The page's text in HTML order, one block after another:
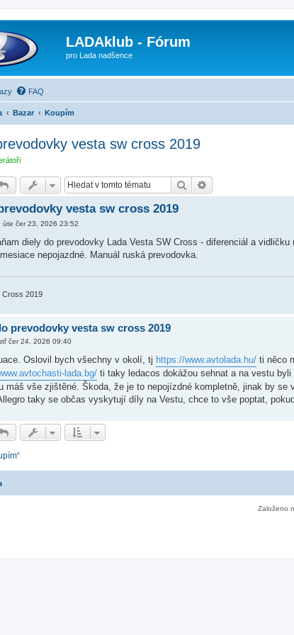
LADAklub - Fórum
pro Lada nadšence
FAQ
Bazar Koupím
vesta sw cross 2019
Hledat
vesta sw cross 2019
úte čer 23, 2026 23:52
diely do prevodovky Lada Vesta SW Cross - diferenciál a
nepojazdné. Manuál ruská prevodovka.
Cross 2019
prevodovky vesta sw cross 2019
čer 24, 2026 09:40
Oslovil bych všechny v okolí, tj https://www.avtolada.hu/ ti něco
lada.bg/ ti taky ledacos dokážou sehnat a na vestu
máš vše zjištěné. Škoda, že je to nepojízdné kompletně, jinak by
taky se občas vyskytují díly na Vestu, chce to vše poptat,
Založeno